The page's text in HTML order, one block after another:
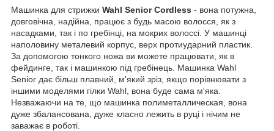
Машинка для стрижки Wahl Senior Cordless - вона потужна,
довговічна, надійна, працює з будь масою волосся, як з
насадками, так і по гребінці, на мокрих волоссі. У машинці
наполовину металевий корпус, верх протиударний пластик.
За допомогою тонкого ножа ви можете працювати, як в
фейдинге, так і машинкою під гребінець. Машинка Wahl
Senior дає більш плавний, м'який зріз, якщо порівнювати з
іншими моделями гілки Wahl, вона буде сама м'яка.
Незважаючи на те, що машинка полиметаллическая, вона
дуже збалансована, дуже класно лежить в руці і нічим не
заважає в роботі.